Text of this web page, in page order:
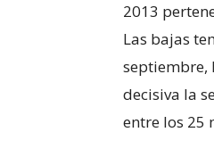
2013
Las bajas
septiembre,
decisiva la
entre los 25